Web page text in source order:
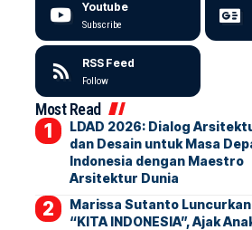
Youtube
Subscribe
RSS Feed
Follow
Most Read
LDAD 2026: Dialog
dan Desain untuk Masa
Indonesia dengan Maestro
Arsitektur Dunia
Marissa Sutanto
“KITA INDONESIA”, Ajak